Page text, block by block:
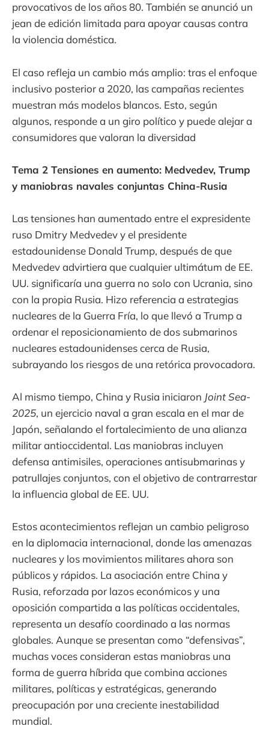
provocativos de los años 80. También se anunció un
jean de edición limitada para apoyar causas contra
la violencia doméstica.
El caso refleja un cambio más amplio: tras el enfoque
inclusivo posterior a 2020, las campañas recientes
muestran más modelos blancos. Esto, según
algunos, responde a un giro político y puede alejar a
consumidores que valoran la diversidad
Tema 2 Tensiones en aumento: Medvedev, Trump
y maniobras navales conjuntas China-Rusia
Las tensiones han aumentado entre el expresidente
ruso Dmitry Medvedev y el presidente
estadounidense Donald Trump, después de que
Medvedev advirtiera que cualquier ultimátum de EE.
UU. significaría una guerra no solo con Ucrania, sino
con la propia Rusia. Hizo referencia a estrategias
nucleares de la Guerra Fría, lo que llevó a Trump a
ordenar el reposicionamiento de dos submarinos
nucleares estadounidenses cerca de Rusia,
subrayando los riesgos de una retórica provocadora.
Al mismo tiempo, China y Rusia iniciaron Joint Sea-
2025, un ejercicio naval a gran escala en el mar de
Japón, señalando el fortalecimiento de una alianza
militar antioccidental. Las maniobras incluyen
defensa antimisiles, operaciones antisubmarinas y
patrullajes conjuntos, con el objetivo de contrarrestar
la influencia global de EE. UU.
Estos acontecimientos reflejan un cambio peligroso
en la diplomacia internacional, donde las amenazas
nucleares y los movimientos militares ahora son
públicos y rápidos. La asociación entre China y
Rusia, reforzada por lazos económicos y una
oposición compartida a las políticas occidentales,
representa un desafío coordinado a las normas
globales. Aunque se presentan como “defensivas”,
muchas voces consideran estas maniobras una
forma de guerra híbrida que combina acciones
militares, políticas y estratégicas, generando
preocupación por una creciente inestabilidad
mundial.